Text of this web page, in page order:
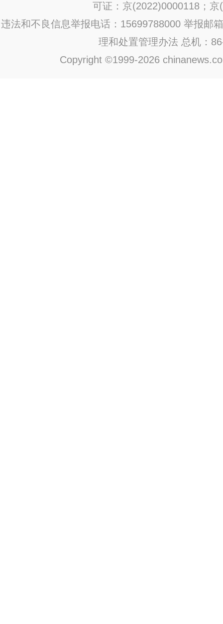
可证：京(2022)0000118；京
违法和不良信息举报电话：15699788000 举报邮
理和处置管理办法 总机：
Copyright ©1999-2026